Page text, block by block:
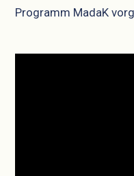
Programm MadaK